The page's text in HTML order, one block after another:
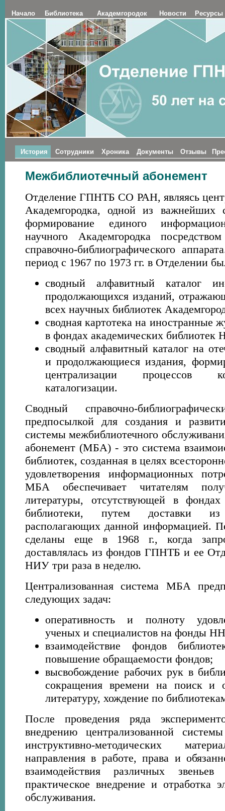
Начало Библиотека Академгородок Новости Ресурсы
История Сотрудники Хроника Документы Отзывы
Межбиблиотечный абонемент
Отделение ГПНТБ СО РАН, являясь
Академгородка, одной из важнейших
формирование единого
научного Академгородка
справочно-библиографического
период с 1967 по 1973 гг. в Отделении
сводный алфавитный каталог
продолжающихся изданий,
всех научных библиотек
сводная картотека на иностранные
в фондах академических библиотек
сводный алфавитный каталог на
и продолжающиеся издания,
централизации процессов
каталогизации.
Сводный справочно-
предпосылкой для создания и
системы межбиблиотечного
абонемент (МБА) - это система
библиотек, созданная в целях
удовлетворения информационных
МБА обеспечивает читателям
литературы, отсутствующей в
библиотеки, путем доставки
располагающих данной информацией.
сделаны еще в 1968 г., когда
доставлялась из фондов ГПНТБ и ее
НИУ три раза в неделю.
Централизованная система МБА
следующих задач:
оперативность и полноту
ученых и специалистов на фонды
взаимодействие фондов
повышение обращаемости фондов;
высвобождение рабочих рук в
сокращения времени на поиск и
литературу, хождение по
После проведения ряда
внедрению централизованной
инструктивно-методических
направления в работе, права и
взаимодействия различных
практическое внедрение и отработка
обслуживания.